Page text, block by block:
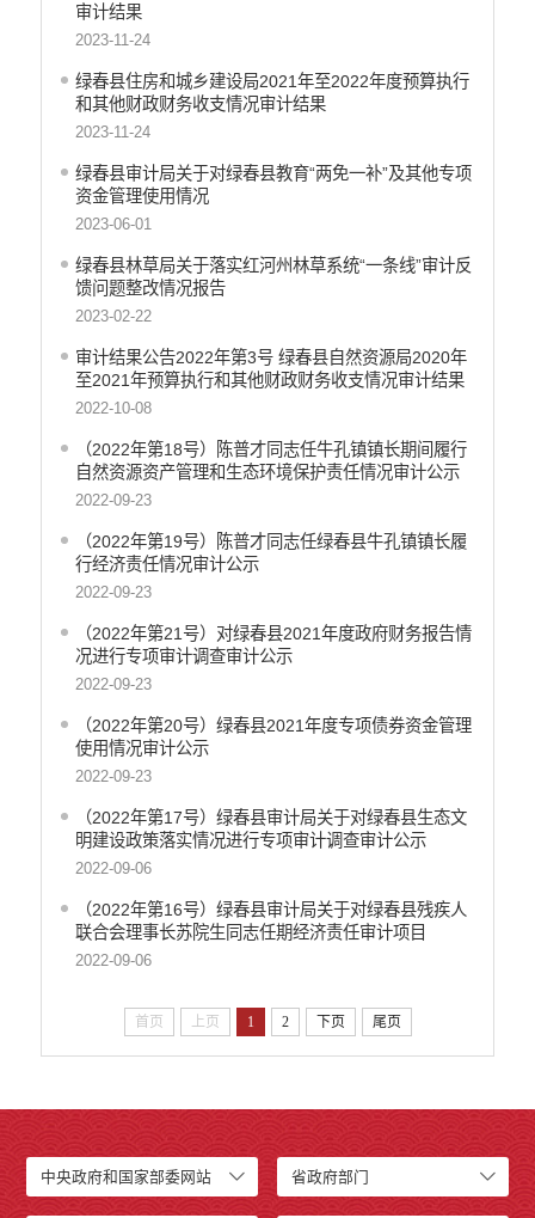
公共文化服务
义务教育
医疗卫生
审计结果
2023-11-24
绿春县住房和城乡建设局2021年至2022年度预算执行
和其他财政财务收支情况审计结果
2023-11-24
绿春县审计局关于对绿春县教育“两免一补”及其他专项
资金管理使用情况
2023-06-01
绿春县林草局关于落实红河州林草系统“一条线”审计反
馈问题整改情况报告
2023-02-22
审计结果公告2022年第3号 绿春县自然资源局2020年
至2021年预算执行和其他财政财务收支情况审计结果
2022-10-08
（2022年第18号）陈普才同志任牛孔镇镇长期间履行
自然资源资产管理和生态环境保护责任情况审计公示
2022-09-23
（2022年第19号）陈普才同志任绿春县牛孔镇镇长履
行经济责任情况审计公示
2022-09-23
（2022年第21号）对绿春县2021年度政府财务报告情
况进行专项审计调查审计公示
2022-09-23
（2022年第20号）绿春县2021年度专项债券资金管理
使用情况审计公示
2022-09-23
（2022年第17号）绿春县审计局关于对绿春县生态文
明建设政策落实情况进行专项审计调查审计公示
2022-09-06
（2022年第16号）绿春县审计局关于对绿春县残疾人
联合会理事长苏院生同志任期经济责任审计项目
2022-09-06
首页 上页 1 2 下页 尾页
中央政府和国家部委网站 省政府部门